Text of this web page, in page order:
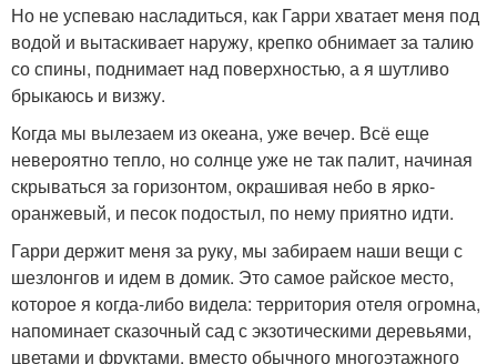
Но не успеваю насладиться, как Гарри хватает меня под
водой и вытаскивает наружу, крепко обнимает за талию
со спины, поднимает над поверхностью, а я шутливо
брыкаюсь и визжу.
Когда мы вылезаем из океана, уже вечер. Всё еще
невероятно тепло, но солнце уже не так палит, начиная
скрываться за горизонтом, окрашивая небо в ярко-
оранжевый, и песок подостыл, по нему приятно идти.
Гарри держит меня за руку, мы забираем наши вещи с
шезлонгов и идем в домик. Это самое райское место,
которое я когда-либо видела: территория отеля огромна,
напоминает сказочный сад с экзотическими деревьями,
цветами и фруктами, вместо обычного многоэтажного